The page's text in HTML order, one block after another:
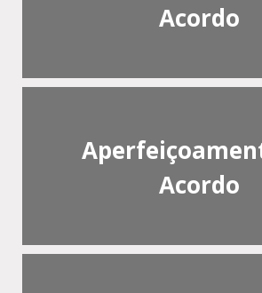
Acordo
Acordo